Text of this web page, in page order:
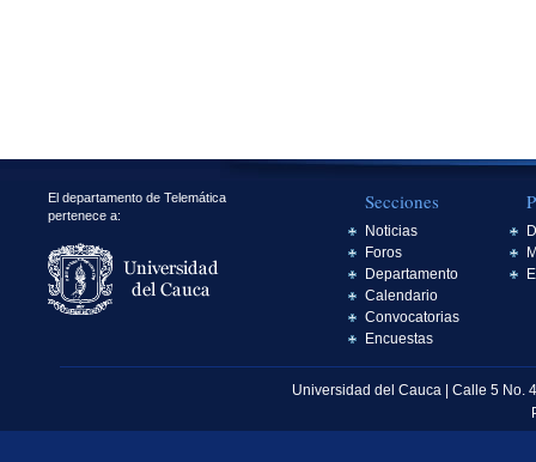
El departamento de Telemática
pertenece a:
Secciones
Noticias
Foros
Departamento
Calendario
Convocatorias
Encuestas
Universidad del Cauca | Calle 5 No.